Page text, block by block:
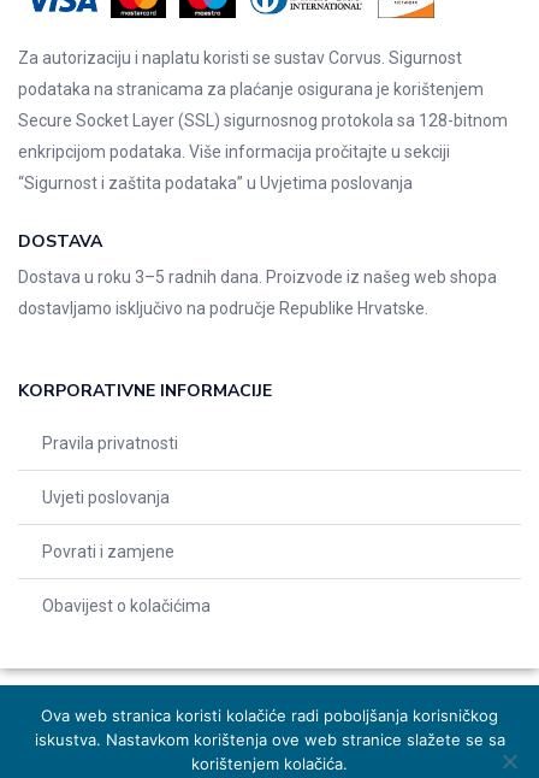
Za autorizaciju i naplatu koristi se sustav Corvus. Sigurnost
podataka na stranicama za plaćanje osigurana je korištenjem
Secure Socket Layer (SSL) sigurnosnog protokola sa 128-bitnom
enkripcijom podataka. Više informacija pročitajte u sekciji
“Sigurnost i zaštita podataka” u Uvjetima poslovanja
DOSTAVA
Dostava u roku 3–5 radnih dana. Proizvode iz našeg web shopa
dostavljamo isključivo na područje Republike Hrvatske.
KORPORATIVNE INFORMACIJE
Pravila privatnosti
Uvjeti poslovanja
Povrati i zamjene
Obavijest o kolačićima
© 2026 Indentals. Sva prava pridržana – Design by Michel studio
Ova web stranica koristi kolačiće radi poboljšanja korisničkog
iskustva. Nastavkom korištenja ove web stranice slažete se sa
korištenjem kolačića.